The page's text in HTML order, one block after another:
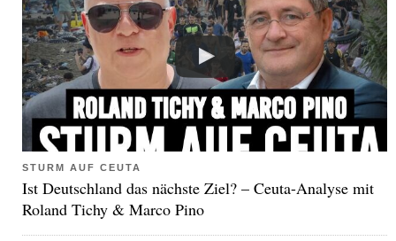
STURM AUF CEUTA
Ist Deutschland das nächste Ziel? – Ceuta-Analyse mit
Roland Tichy & Marco Pino